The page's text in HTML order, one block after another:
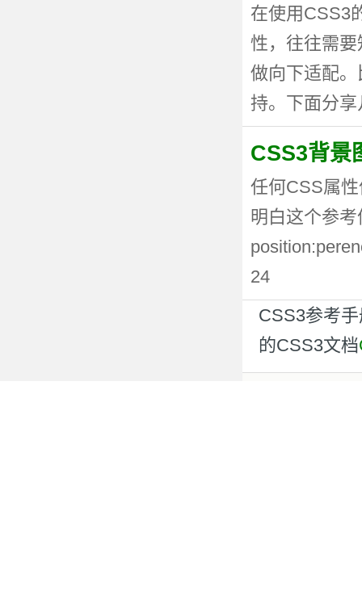
在使用CSS3
性，往往需
做向下适配
持。下面分
CSS3背景
任何CSS属
明白这个参
24
CSS3参考
的CSS3文档